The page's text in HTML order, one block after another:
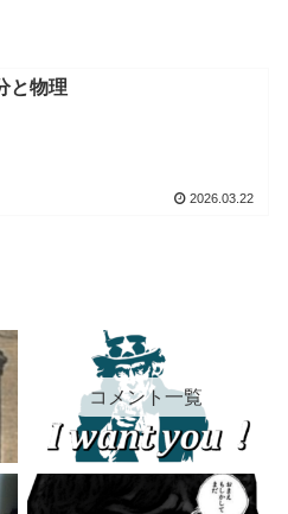
と物理
2026.03.22
コメント一覧